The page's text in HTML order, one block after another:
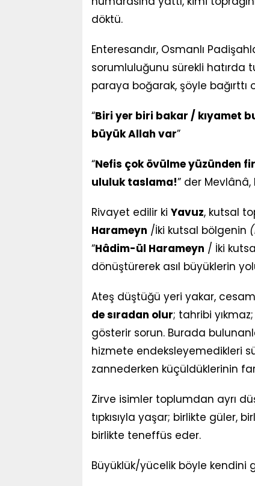
döktü.
Enteresandır, Osmanlı
sorumluluğunu sürekli hatırda
paraya boğarak, şöyle bağırttı
“Biri yer biri bakar / kıyamet
büyük Allah var”
“Nefis çok övülme yüzünden
ululuk taslama!” der Mevlânâ,
Rivayet edilir ki Yavuz, kutsal
Harameyn /İki kutsal bölgenin
“Hâdim-ül Harameyn / İki
dönüştürerek asıl büyüklerin
Ateş düştüğü yeri yakar,
de sıradan olur; tahribi yıkmaz;
gösterir sorun. Burada
hizmete endeksleyemedikleri
zannederken küçüldüklerinin
Zirve isimler toplumdan ayrı
tıpkısıyla yaşar; birlikte güler,
birlikte teneffüs eder.
Büyüklük/yücelik böyle kendini